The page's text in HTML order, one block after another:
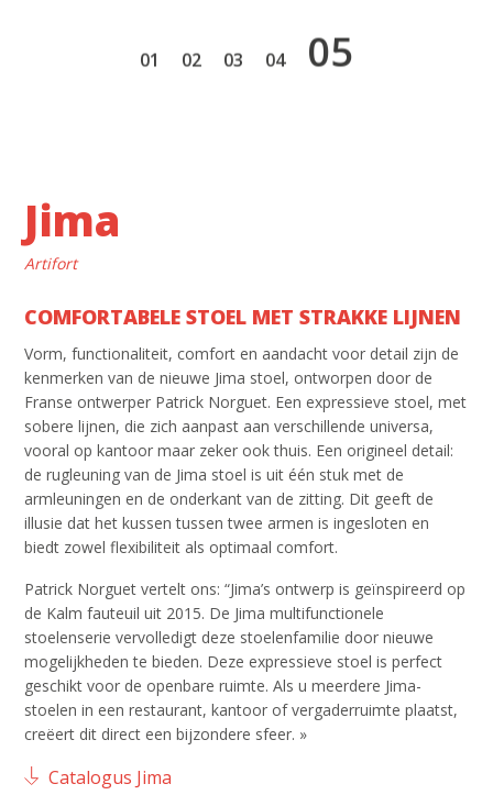
1 2 3 4 5
Jima
Artifort
COMFORTABELE STOEL MET STRAKKE LIJNEN
Vorm, functionaliteit, comfort en aandacht voor detail zijn de
kenmerken van de nieuwe Jima stoel, ontworpen door de
Franse ontwerper Patrick Norguet. Een expressieve stoel, met
sobere lijnen, die zich aanpast aan verschillende universa,
vooral op kantoor maar zeker ook thuis. Een origineel detail:
de rugleuning van de Jima stoel is uit één stuk met de
armleuningen en de onderkant van de zitting. Dit geeft de
illusie dat het kussen tussen twee armen is ingesloten en
biedt zowel flexibiliteit als optimaal comfort.
Patrick Norguet vertelt ons: “Jima’s ontwerp is geïnspireerd op
de Kalm fauteuil uit 2015. De Jima multifunctionele
stoelenserie vervolledigt deze stoelenfamilie door nieuwe
mogelijkheden te bieden. Deze expressieve stoel is perfect
geschikt voor de openbare ruimte. Als u meerdere Jima-
stoelen in een restaurant, kantoor of vergaderruimte plaatst,
creëert dit direct een bijzondere sfeer. »
Catalogus Jima